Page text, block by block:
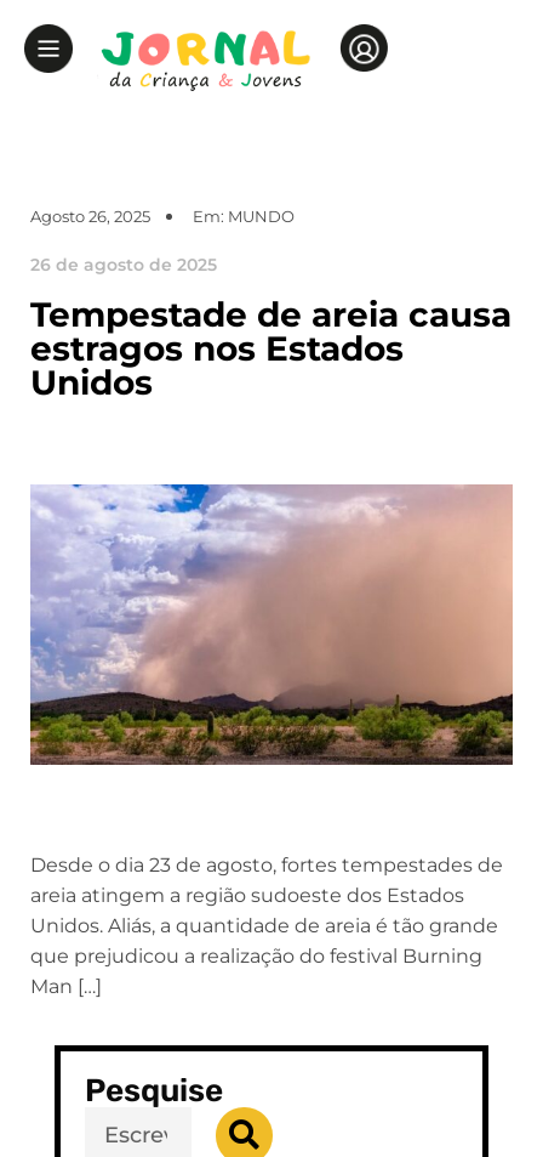
Agosto 26, 2025 Em: MUNDO
26 de agosto de 2025
Tempestade de areia causa
estragos nos Estados
Unidos
Desde o dia 23 de agosto, fortes tempestades de
areia atingem a região sudoeste dos Estados
Unidos. Aliás, a quantidade de areia é tão grande
que prejudicou a realização do festival Burning
Man […]
Pesquise